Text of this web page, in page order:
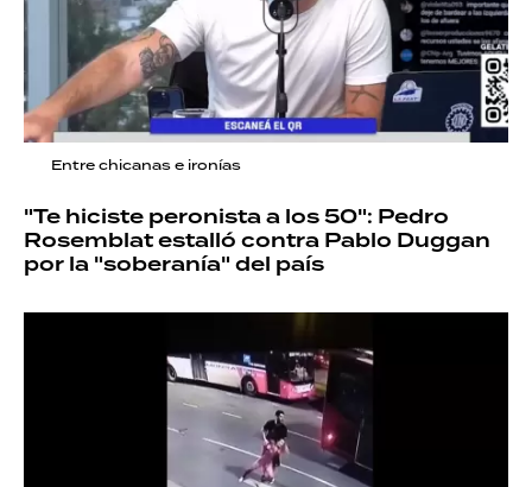
Entre chicanas e ironías
"Te hiciste peronista a los 50": Pedro
Rosemblat estalló contra Pablo Duggan
por la "soberanía" del país